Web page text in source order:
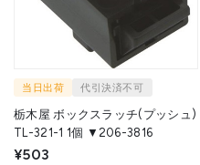
当日出荷 代引決済不可
栃木屋 ボックスラッチ(プッシュ)
TL-321-1 1個 ▼206-3816
¥503